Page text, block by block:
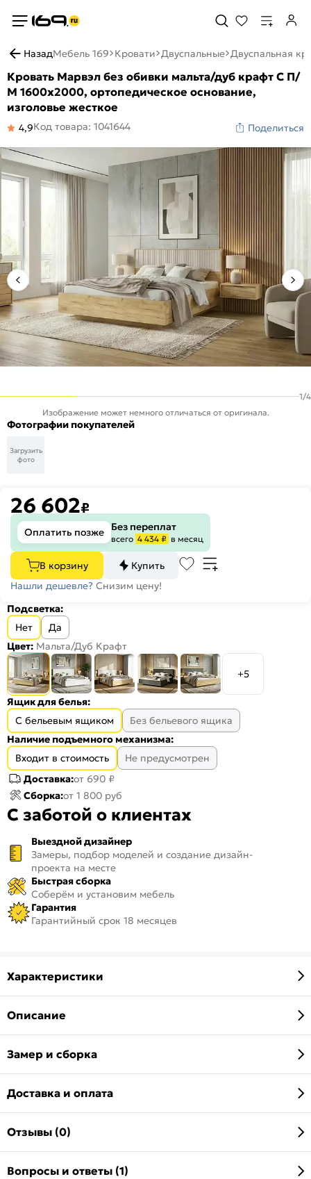
НазадМебель 169 Кровати Двуспальные Двуспальная
Кровать Марвэл без обивки мальта/дуб крафт С П/
М 1600x2000, ортопедическое основание,
изголовье жесткое
4,9Код товара: 1041644 Поделиться
1/4
Изображение может немного отличаться от оригинала.
Фотографии покупателей
Загрузить
фото
26 602₽
Оплатить позже Без переплат
всего 4 434 ₽ в месяц
В корзину
Купить
Нашли дешевле? Снизим цену!
Подсветка:
Нет
Да
Цвет: Мальта/Дуб Крафт
+5
Ящик для белья:
С бельевым ящиком
Без бельевого ящика
Наличие подъемного механизма:
Входит в стоимость
Не предусмотрен
Доставка:от 690 ₽
Сборка:от 1 800 руб
С заботой о клиентах
Выездной дизайнер
Замеры, подбор моделей и создание дизайн-
проекта на месте
Быстрая сборка
Соберём и установим мебель
Гарантия
Гарантийный срок 18 месяцев
Характеристики
Описание
Замер и сборка
Доставка и оплата
Отзывы (0)
Вопросы и ответы (1)